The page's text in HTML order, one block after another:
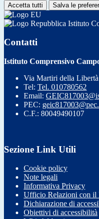
Accetta tutti Salva le
Istituto
Contatti
Istituto Comprensivo
Via Martiri della
Tel: Tel. 010780562
Email:
PEC:
C.F.: 80049490107
Sezione Link Utili
Cookie policy
Note legali
Informativa Privacy
Ufficio Relazioni con il
Dichiarazione di
Obiettivi di accessibilità